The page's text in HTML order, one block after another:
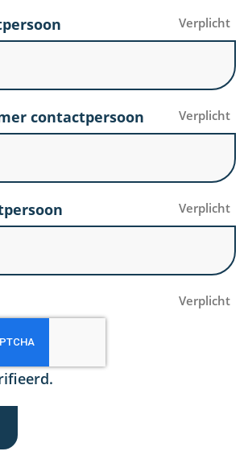
Verplicht
contactpersoon Verplicht
Verplicht
Verplicht